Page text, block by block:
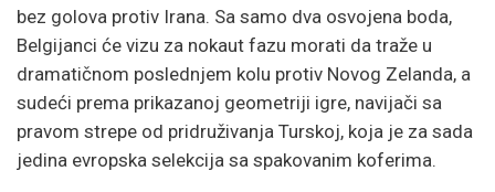
bez golova protiv Irana. Sa samo dva osvojena boda,
Belgijanci će vizu za nokaut fazu morati da traže u
dramatičnom poslednjem kolu protiv Novog Zelanda, a
sudeći prema prikazanoj geometriji igre, navijači sa
pravom strepe od pridruživanja Turskoj, koja je za sada
jedina evropska selekcija sa spakovanim koferima.